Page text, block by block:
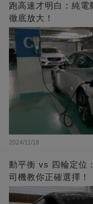
跑高速才明白：純電
徹底放大！
2024/11/18
動平衡 vs 四輪定位
司機教你正確選擇！